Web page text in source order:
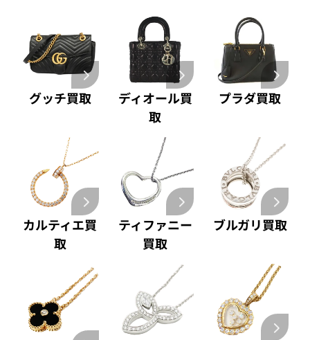
グッチ買取
ディオール買
取
プラダ買取
カルティエ買
取
ティファニー
買取
ブルガリ買取